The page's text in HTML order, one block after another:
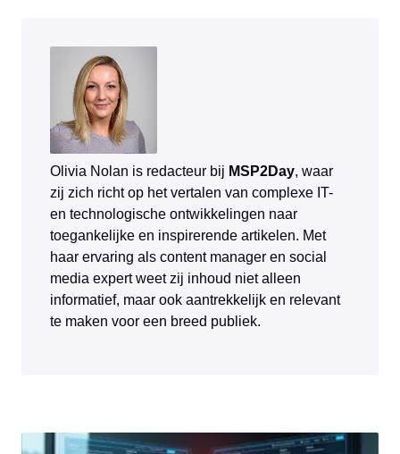
Olivia Nolan is redacteur bij MSP2Day, waar
zij zich richt op het vertalen van complexe IT-
en technologische ontwikkelingen naar
toegankelijke en inspirerende artikelen. Met
haar ervaring als content manager en social
media expert weet zij inhoud niet alleen
informatief, maar ook aantrekkelijk en relevant
te maken voor een breed publiek.